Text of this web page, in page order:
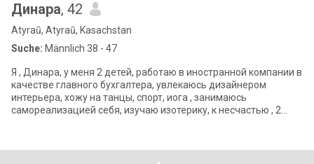
Динара, 42
Atyraū, Atyraū, Kasachstan
Suche: Männlich 38 - 47
Я , Динара, у меня 2 детей, работаю в иностранной компании в
качестве главного бухгалтера, увлекаюсь дизайнером
интерьера, хожу на танцы, спорт, иога , занимаюсь
самореализацией себя, изучаю изотерику, к несчастью , 2